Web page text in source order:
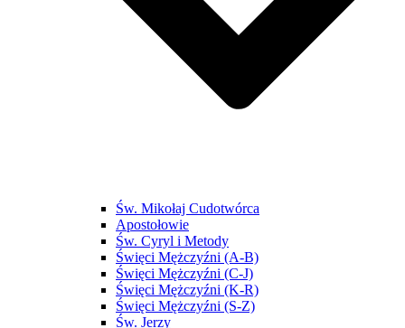
Św. Mikołaj Cudotwórca
Apostołowie
Św. Cyryl i Metody
Święci Mężczyźni (A-B)
Święci Mężczyźni (C-J)
Święci Mężczyźni (K-R)
Święci Mężczyźni (S-Z)
Św. Jerzy